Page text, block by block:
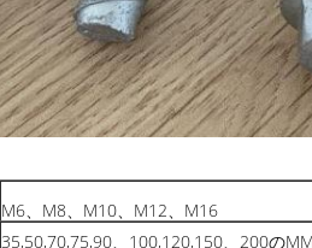
M6、M8、M10、M12、M16
35,50,70,75,90、100,120,150、200の